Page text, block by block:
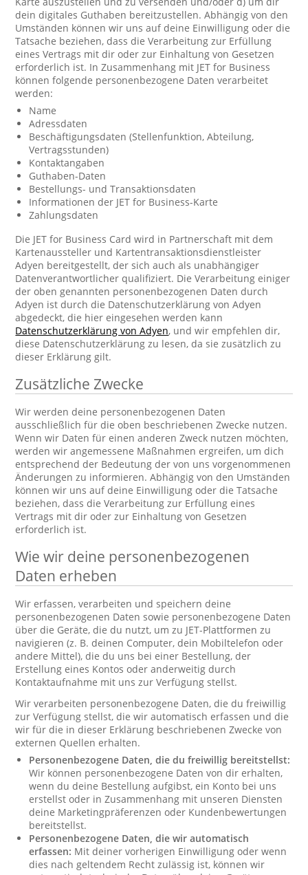
dein digitales Guthaben bereitzustellen. Abhängig von den
Umständen können wir uns auf deine Einwilligung oder die
Tatsache beziehen, dass die Verarbeitung zur Erfüllung
eines Vertrags mit dir oder zur Einhaltung von Gesetzen
erforderlich ist. In Zusammenhang mit JET for Business
können folgende personenbezogene Daten verarbeitet
werden:
Name
Adressdaten
Beschäftigungsdaten (Stellenfunktion, Abteilung,
Vertragsstunden)
Kontaktangaben
Guthaben-Daten
Bestellungs- und Transaktionsdaten
Informationen der JET for Business-Karte
Zahlungsdaten
Die JET for Business Card wird in Partnerschaft mit dem
Kartenaussteller und Kartentransaktionsdienstleister
Adyen bereitgestellt, der sich auch als unabhängiger
Datenverantwortlicher qualifiziert. Die Verarbeitung einiger
der oben genannten personenbezogenen Daten durch
Adyen ist durch die Datenschutzerklärung von Adyen
abgedeckt, die hier eingesehen werden kann
Datenschutzerklärung von Adyen, und wir empfehlen dir,
diese Datenschutzerklärung zu lesen, da sie zusätzlich zu
dieser Erklärung gilt.
Zusätzliche Zwecke
Wir werden deine personenbezogenen Daten
ausschließlich für die oben beschriebenen Zwecke nutzen.
Wenn wir Daten für einen anderen Zweck nutzen möchten,
werden wir angemessene Maßnahmen ergreifen, um dich
entsprechend der Bedeutung der von uns vorgenommenen
Änderungen zu informieren. Abhängig von den Umständen
können wir uns auf deine Einwilligung oder die Tatsache
beziehen, dass die Verarbeitung zur Erfüllung eines
Vertrags mit dir oder zur Einhaltung von Gesetzen
erforderlich ist.
Wie wir deine personenbezogenen
Daten erheben
Wir erfassen, verarbeiten und speichern deine
personenbezogenen Daten sowie personenbezogene Daten
über die Geräte, die du nutzt, um zu JET-Plattformen zu
navigieren (z. B. deinen Computer, dein Mobiltelefon oder
andere Mittel), die du uns bei einer Bestellung, der
Erstellung eines Kontos oder anderweitig durch
Kontaktaufnahme mit uns zur Verfügung stellst.
Wir verarbeiten personenbezogene Daten, die du freiwillig
zur Verfügung stellst, die wir automatisch erfassen und die
wir für die in dieser Erklärung beschriebenen Zwecke von
externen Quellen erhalten.
Personenbezogene Daten, die du freiwillig bereitstellst:
Wir können personenbezogene Daten von dir erhalten,
wenn du deine Bestellung aufgibst, ein Konto bei uns
erstellst oder in Zusammenhang mit unseren Diensten
deine Marketingpräferenzen oder Kundenbewertungen
bereitstellst.
Personenbezogene Daten, die wir automatisch
erfassen: Mit deiner vorherigen Einwilligung oder wenn
dies nach geltendem Recht zulässig ist, können wir